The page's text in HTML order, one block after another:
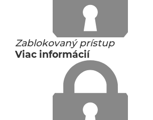
Zablokovaný prístup
Viac informácií